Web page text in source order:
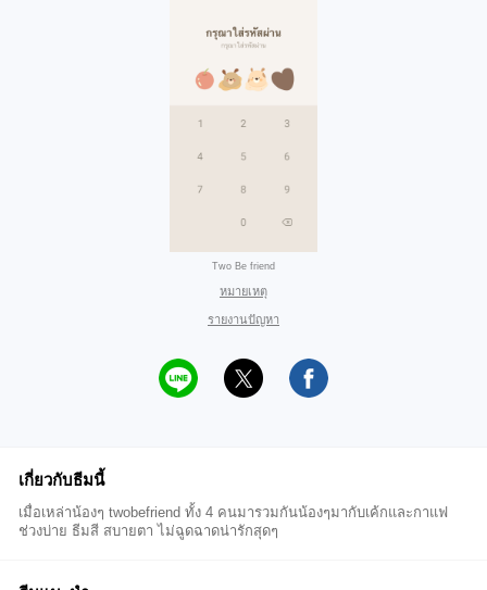
Two Be friend
หมายเหตุ
รายงานปัญหา
เกี่ยวกับธีมนี้
เมื่อเหล่าน้องๆ twobefriend ทั้ง 4 คนมารวมกันน้องๆมากับเค้กและกาแฟ
ช่วงบ่าย ธีมสี สบายตา ไม่ฉูดฉาดน่ารักสุดๆ